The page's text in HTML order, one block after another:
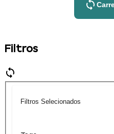
Filtros
Filtros Selecionados